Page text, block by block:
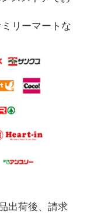
リーマートな
出荷後、請求